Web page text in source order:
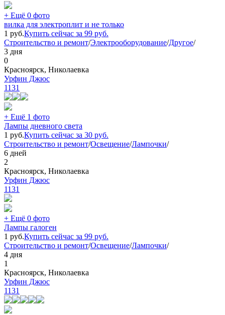
+ Ещё 0 фото
вилка для электроплит и не только
1 руб.Купить сейчас за 99 руб.
Строительство и ремонт/Электрооборудование/Другое/
3 дня
0
Красноярск, Николаевка
Урфин Джюс
1131
+ Ещё 1 фото
Лампы дневного света
1 руб.Купить сейчас за 30 руб.
Строительство и ремонт/Освещение/Лампочки/
6 дней
2
Красноярск, Николаевка
Урфин Джюс
1131
+ Ещё 0 фото
Лампы галоген
1 руб.Купить сейчас за 99 руб.
Строительство и ремонт/Освещение/Лампочки/
4 дня
1
Красноярск, Николаевка
Урфин Джюс
1131